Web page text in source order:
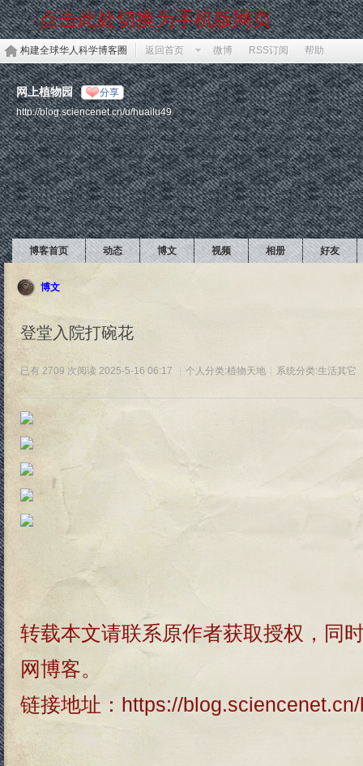
点击此处切换为手机版网页
构建全球华人科学博客圈 返回首页 微博 RSS订阅 帮助
网上植物园 分享
http://blog.sciencenet.cn/u/huailu49
博客首页 动态 博文 视频 相册 好友
博文
登堂入院打碗花
已有 2709 次阅读 2025-5-16 06:17 个人分类:植物天地 系统分类:生活其它
转载本文请联系原作者获取授权，同
网博客。
链接地址： https://